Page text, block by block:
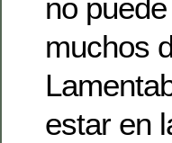
no
muchos
estar en